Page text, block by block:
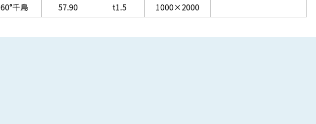
60°千鳥
57.90
t1.5
1000×2000